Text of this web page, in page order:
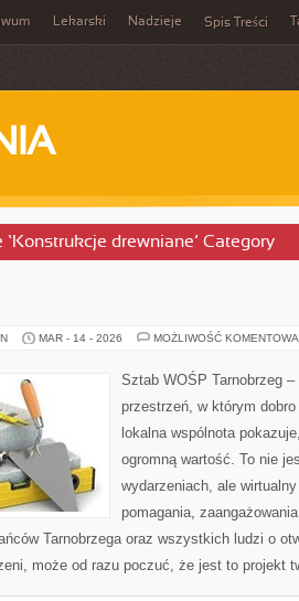
Lekarski Nadzieje Spis Treści
drewniane’ Category
MAR - 14 - 2026 MOŻLIWOŚĆ
Sztab WOŚP Tarnobrzeg
przestrzeń, w którym
lokalna wspólnota
ogromną wartość. To nie
wydarzeniach, ale
pomagania,
Tarnobrzega oraz wszystkich ludzi o
może od razu poczuć, że jest to projekt